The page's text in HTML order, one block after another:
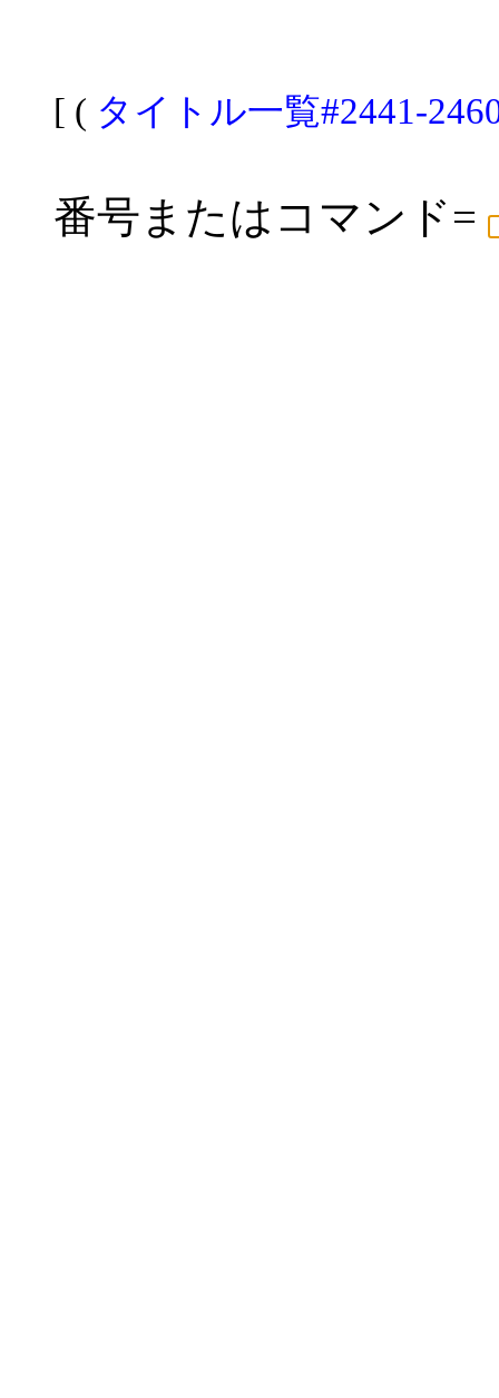
[ ( タイトル一覧#2441-
番号またはコマンド=